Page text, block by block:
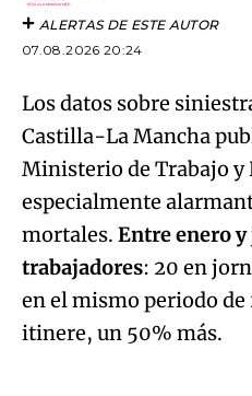
ALERTAS DE ESTE AUTOR
07.08.2026 20:24
Los datos sobre
Castilla-La Mancha
Ministerio de Trabajo y
especialmente
mortales. Entre enero
trabajadores: 20 en
en el mismo periodo
itinere, un 50% más.
Algo